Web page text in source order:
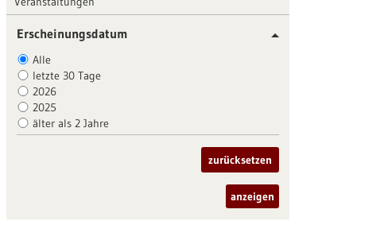
Erscheinungsdatum
Alle
letzte 30 Tage
2026
2025
älter als 2 Jahre
zurücksetzen
anzeigen